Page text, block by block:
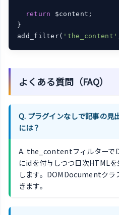
return $content;
}
add_filter( 'the_content'
よくある質問（FAQ）
Q. プラグインなしで記事の見
には？
A. the_contentフィルターで
にidを付与しつつ目次HTML
します。DOMDocumentクラ
きます。